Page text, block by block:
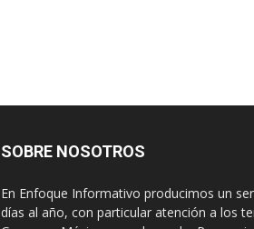
SOBRE NOSOTROS
En Enfoque Informativo producimos un
días al año, con particular atención a los